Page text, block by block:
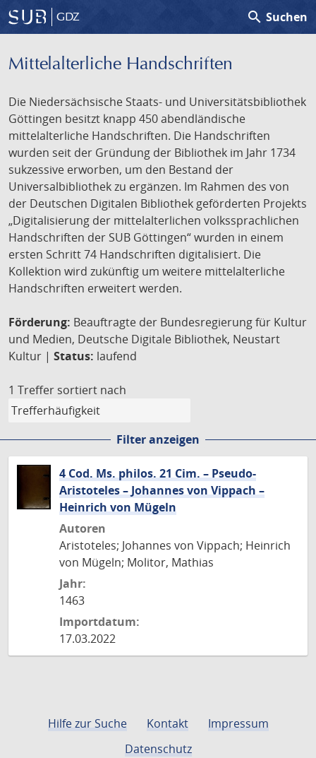
GDZ search Suchen
Mittelalterliche Handschriften
Die Niedersächsische Staats- und Universitätsbibliothek
Göttingen besitzt knapp 450 abendländische
mittelalterliche Handschriften. Die Handschriften
wurden seit der Gründung der Bibliothek im Jahr 1734
sukzessive erworben, um den Bestand der
Universalbibliothek zu ergänzen. Im Rahmen des von
der Deutschen Digitalen Bibliothek geförderten Projekts
„Digitalisierung der mittelalterlichen volkssprachlichen
Handschriften der SUB Göttingen“ wurden in einem
ersten Schritt 74 Handschriften digitalisiert. Die
Kollektion wird zukünftig um weitere mittelalterliche
Handschriften erweitert werden.
Förderung: Beauftragte der Bundesregierung für Kultur
und Medien, Deutsche Digitale Bibliothek, Neustart
Kultur | Status: laufend
1 Treffer sortiert nach
Filter anzeigen
4 Cod. Ms. philos. 21 Cim. – Pseudo-
Aristoteles – Johannes von Vippach –
Heinrich von Mügeln
Autoren
Aristoteles; Johannes von Vippach; Heinrich
von Mügeln; Molitor, Mathias
Jahr:
1463
Importdatum:
17.03.2022
Hilfe zur Suche Kontakt
Impressum
Datenschutz